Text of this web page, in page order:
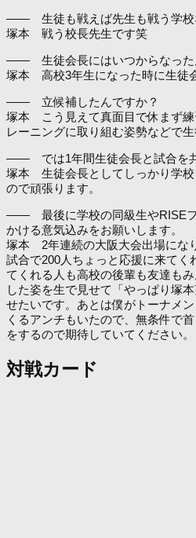
―― 生徒も戦えば先生も戦う学校
塚本 戦う校長先生です笑
―― 生徒会長にはいつからなった
塚本 高校3年生になった時に生徒
―― 立候補したんですか？
塚本 こう見えて真面目で休まず練
レーニングに取り組む姿勢などで生
―― では1年間生徒会長と試合を共
塚本 生徒会長としてしっかり学校
ので頑張ります。
―― 最後に学校の同級生やRISEフ
かける意気込みをお願いします。
塚本 2年連続の大阪大会出場にな
試合で200人ちょっと応援に来てく
てくれる人も高校の後輩も友達も
した姿を生で見せて「やっぱり塚
せたいです。あとは僕がトーナメ
くるアンチもいたので、無条件で
をするので期待していてください。
対戦カード